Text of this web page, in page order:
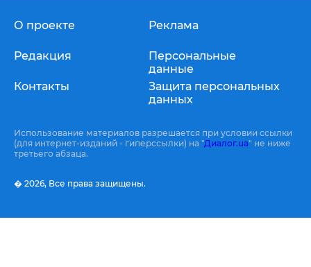
О проекте
Редакция
Контакты
Реклама
Персональные
данные
Защита персональных
данных
Использование материалов разрешается при условии ссылки
(для интернет-изданий - гиперссылки) на "Диалог.ua" не ниже
третьего абзаца.
� 2026, Все права защищены.